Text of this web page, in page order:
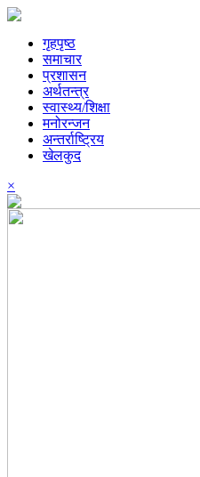
गृहपृष्ठ
समाचार
प्रशासन
अर्थतन्त्र
स्वास्थ्य/शिक्षा
मनोरन्जन
अन्तर्राष्ट्रिय
खेलकुद
×